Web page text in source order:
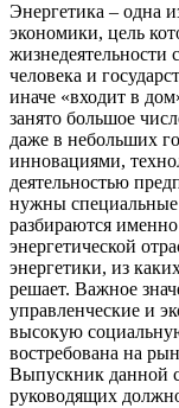
Энергетика – одна
экономики, цель
человека и
иначе «входит в
занято большое
даже в небольших
инновациями,
деятельностью
нужны специальные
разбираются
энергетической
энергетики, из
решает. Важное
управленческие и
высокую
востребована на
Выпускник данной
руководящих